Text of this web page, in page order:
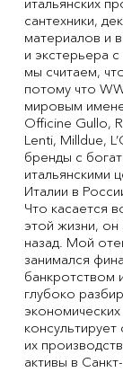
сантехники,
материалов и
и экстерьера
мы считаем,
потому что
мировым
Officine Gullo,
Lenti, Milldue,
бренды с
итальянскими
Италии в
Что касается
этой жизни,
назад. Мой
занимался
банкротством
глубоко
их
активы в